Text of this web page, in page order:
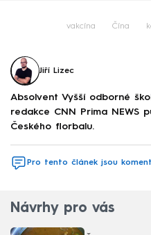
vakcína Čína
Jiří Lizec
Absolvent Vyšší odborné
redakce CNN Prima NEWS
Českého florbalu.
Pro tento článek jsou
Návrhy pro vás